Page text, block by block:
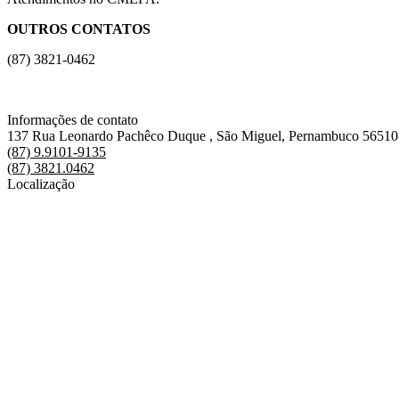
OUTROS CONTATOS
(87) 3821-0462
Informações de contato
137 Rua Leonardo Pachêco Duque , São Miguel, Pernambuco
(87) 9.9101-9135
(87) 3821.0462
Localização